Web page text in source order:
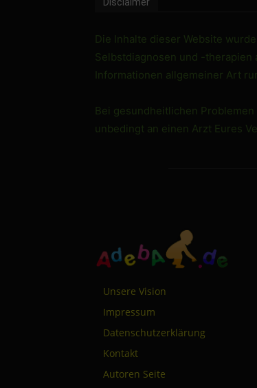
Die Inhalte dieser Website
Selbstdiagnosen und -
Informationen allgemeiner Art
Bei gesundheitlichen
unbedingt an einen Arzt Eures
Unsere Vision
Impressum
Datenschutzerklärung
Kontakt
Autoren Seite